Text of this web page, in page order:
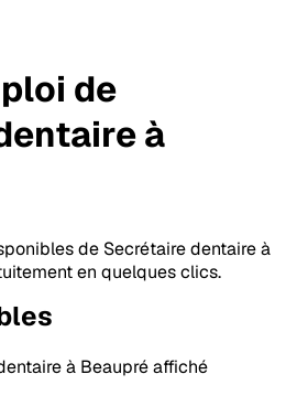
de
à
de Secrétaire dentaire à
en quelques clics.
à Beaupré affiché